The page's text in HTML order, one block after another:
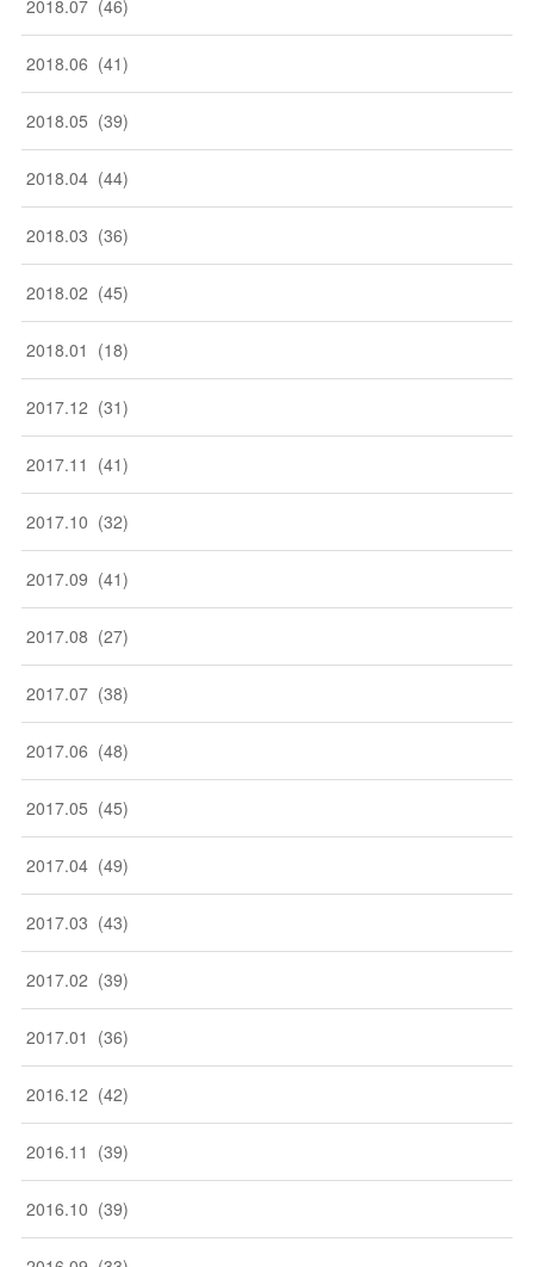
2018.07 (46)
2018.06 (41)
2018.05 (39)
2018.04 (44)
2018.03 (36)
2018.02 (45)
2018.01 (18)
2017.12 (31)
2017.11 (41)
2017.10 (32)
2017.09 (41)
2017.08 (27)
2017.07 (38)
2017.06 (48)
2017.05 (45)
2017.04 (49)
2017.03 (43)
2017.02 (39)
2017.01 (36)
2016.12 (42)
2016.11 (39)
2016.10 (39)